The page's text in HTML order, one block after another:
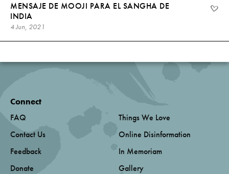
MENSAJE DE MOOJI PARA EL SANGHA DE
INDIA
4 Jun, 2021
Connect
FAQ
Contact Us
Feedback
Donate
Things We Love
Online Disinformation
In Memoriam
Gallery